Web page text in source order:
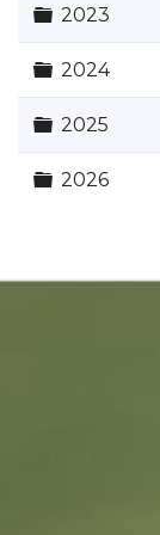
Carpeta
2023
Carpeta
2024
Carpeta
2025
Carpeta
2026